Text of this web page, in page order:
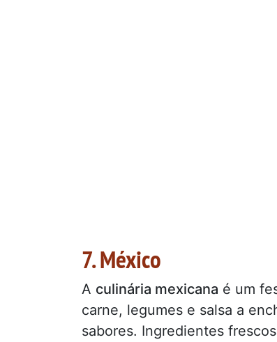
7. México
A culinária mexicana é um
carne, legumes e salsa a
sabores. Ingredientes